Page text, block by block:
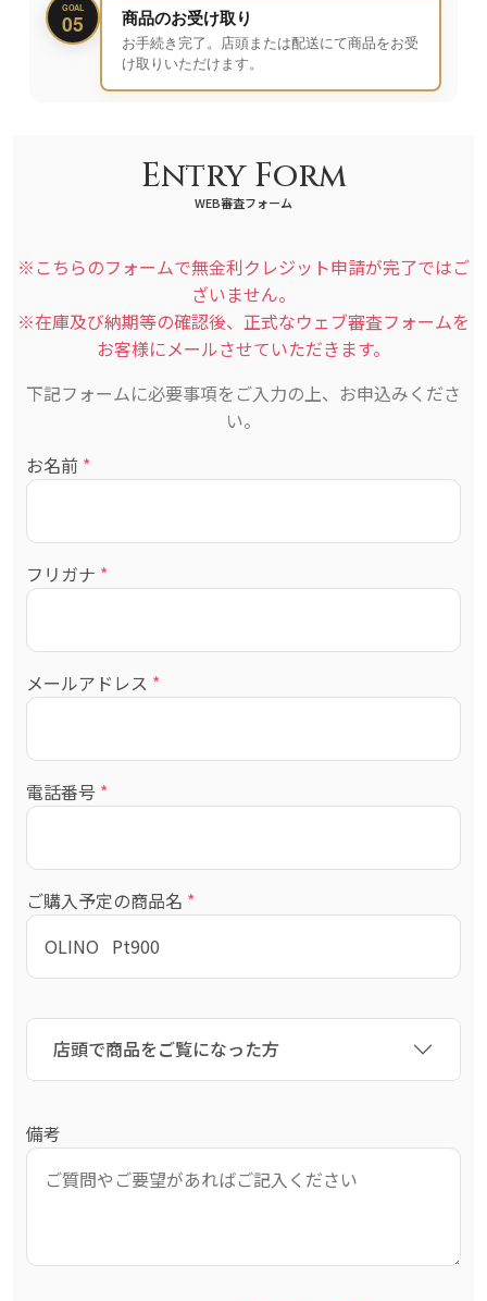
GOAL
05 商品のお受け取り
お手続き完了。店頭または配送にて商品をお受
け取りいただけます。
Entry Form
WEB審査フォーム
※こちらのフォームで無金利クレジット申請が完了ではご
ざいません。
※在庫及び納期等の確認後、正式なウェブ審査フォームを
お客様にメールさせていただきます。
下記フォームに必要事項をご入力の上、お申込みくださ
い。
お名前 *
フリガナ *
メールアドレス *
電話番号 *
ご購入予定の商品名 *
店頭で商品をご覧になった方
備考